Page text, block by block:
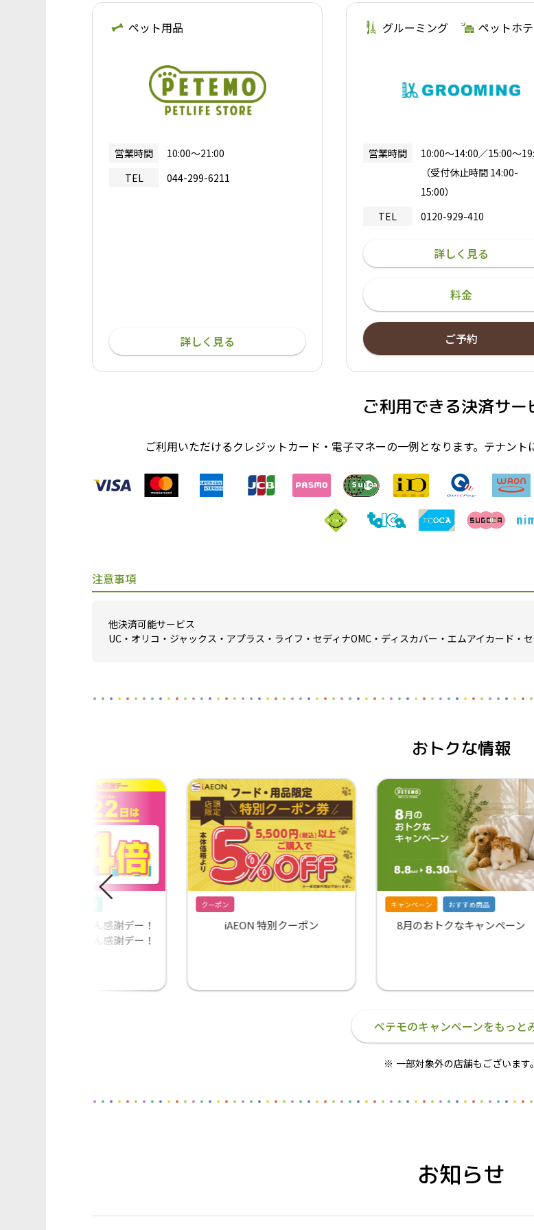
ペット用品
営業時間
10:00～21:00
TEL
044-299-6211
詳しく見る
グルーミング ペットホ
営業時間
10:00～14:00／15:00～
（受付休止時間 14:00-
15:00）
TEL
0120-929-410
詳しく見る
料金
ご予約
ご利用できる決済サー
ご利用いただけるクレジットカード・電子マネーの一例となります。テナント
注意事項
他決済可能サービス
UC・オリコ・ジャックス・アプラス・ライフ・セディナOMC・ディスカバー・エムアイカード・
おトクな情報
毎月11日はわんわん感謝デー！
22日はにゃんにゃん感謝デー！
クーポン
iAEON 特別クーポン
キャンペーン おすすめ商品
8月のおトクなキャンペーン
ペテモのキャンペーンをもっと
一部対象外の店舗もございます。
お知らせ